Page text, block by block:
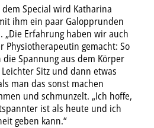
Special wird Katharina
ihm ein paar Galopprunden
„Die Erfahrung haben wir auch
Physiotherapeutin gemacht: So
Spannung aus dem Körper
Sitz und dann etwas
man das sonst machen
und schmunzelt. „Ich hoffe,
ist als heute und ich
geben kann.“